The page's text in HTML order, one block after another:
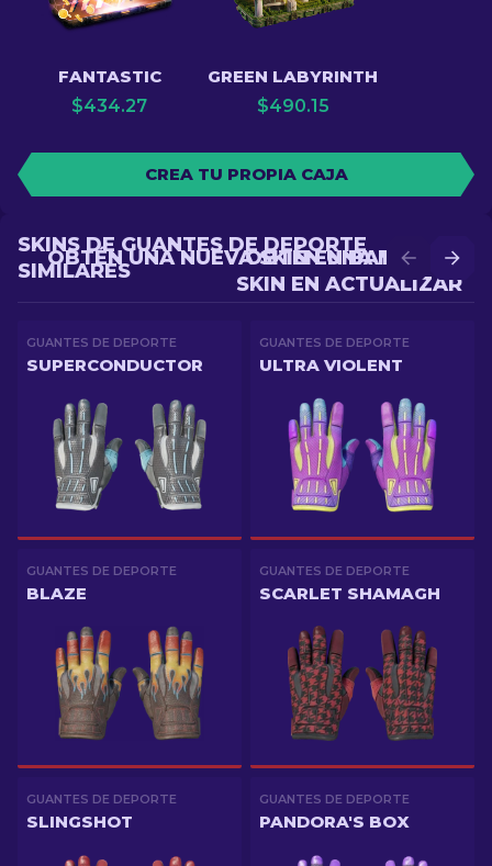
FANTASTIC
$434.27
GREEN LABYRINTH
$490.15
CREA TU PROPIA CAJA
OBTÉN UNA MEJOR
SKIN EN ACTUALIZAR
OBTÉN UNA NUEVA SKIN EN BATALLA
SKINS DE GUANTES DE DEPORTE
SIMILARES
GUANTES DE DEPORTE
SUPERCONDUCTOR
GUANTES DE DEPORTE
ULTRA VIOLENT
GUANTES DE DEPORTE
BLAZE
GUANTES DE DEPORTE
SCARLET SHAMAGH
GUANTES DE DEPORTE
SLINGSHOT
GUANTES DE DEPORTE
PANDORA'S BOX